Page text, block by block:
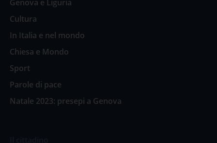
Genova e Liguria
Cultura
In Italia e nel mondo
Chiesa e Mondo
Sport
Parole di pace
Natale 2023: presepi a Genova